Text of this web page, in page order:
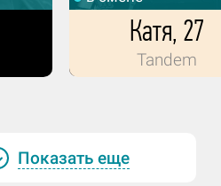
Катя, 27
Tandem
Показать еще